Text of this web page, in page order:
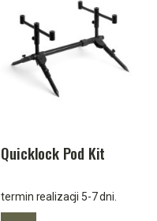
Quicklock Pod Kit
termin realizacji 5-7 dni.